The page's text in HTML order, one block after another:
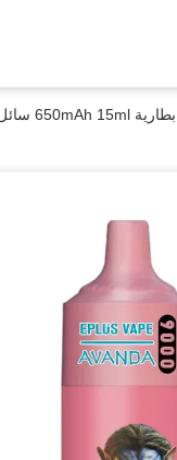
بطارية 650mAh 15ml سائل إلكتروني الخوخ المانجو الأناناس التبغ 9000